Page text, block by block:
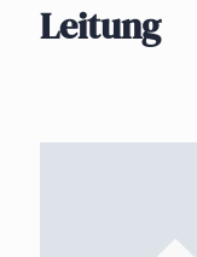
Leitung